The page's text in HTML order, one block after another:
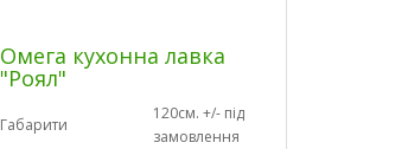
Омега кухонна лавка
"Роял"
Габарити
120см. +/- під
замовлення